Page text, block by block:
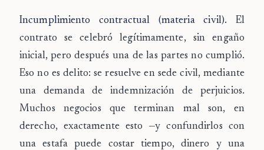
Incumplimiento contractual (materia civil). El
contrato se celebró legítimamente, sin engaño
inicial, pero después una de las partes no cumplió.
Eso no es delito: se resuelve en sede civil, mediante
una demanda de indemnización de perjuicios.
Muchos negocios que terminan mal son, en
derecho, exactamente esto —y confundirlos con
una estafa puede costar tiempo, dinero y una